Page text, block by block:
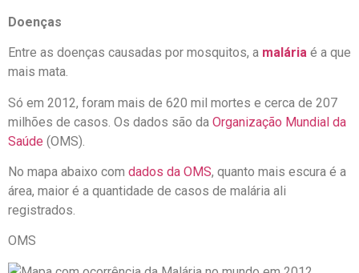
Doenças
Entre as doenças causadas por mosquitos, a malária é a que
mais mata.
Só em 2012, foram mais de 620 mil mortes e cerca de 207
milhões de casos. Os dados são da Organização Mundial da
Saúde (OMS).
No mapa abaixo com dados da OMS, quanto mais escura é a
área, maior é a quantidade de casos de malária ali
registrados.
OMS